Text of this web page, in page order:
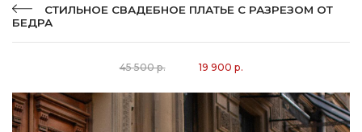
СТИЛЬНОЕ СВАДЕБНОЕ ПЛАТЬЕ С РАЗРЕЗОМ ОТ
БЕДРА
45 500 р. 19 900 р.